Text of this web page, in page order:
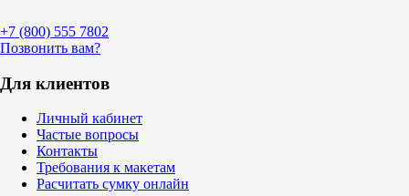
+7 (800) 555 7802
Позвонить вам?
Для клиентов
Личный кабинет
Частые вопросы
Контакты
Требования к макетам
Расчитать сумку онлайн